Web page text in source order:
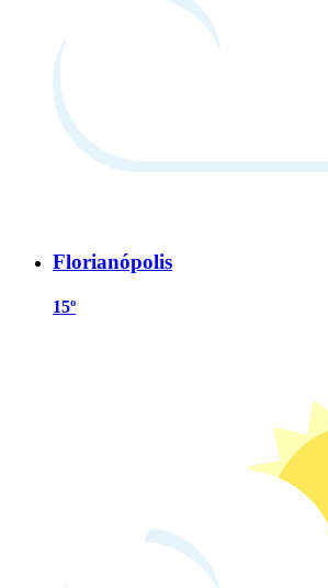
Florianópolis
15º